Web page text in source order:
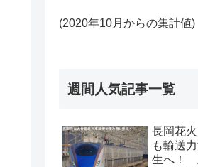
(2020年10月からの集計値)
週間人気記事一覧
長岡花
も輸送
生へ！